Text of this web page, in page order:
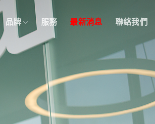
品牌 服務 最新消息 聯絡我們